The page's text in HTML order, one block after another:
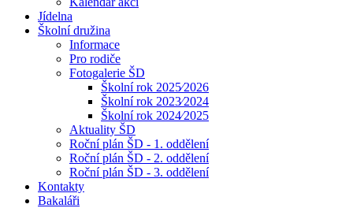
Jídelna
Školní družina
Informace
Pro rodiče
Fotogalerie ŠD
Školní rok 2025⁄2026
Školní rok 2023⁄2024
Školní rok 2024⁄2025
Aktuality ŠD
Roční plán ŠD - 1. oddělení
Roční plán ŠD - 2. oddělení
Roční plán ŠD - 3. oddělení
Kontakty
Bakaláři